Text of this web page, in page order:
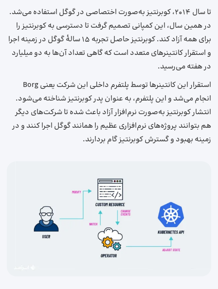
تا سال ۲۰۱۴، کوبرنتیز به‌صورت اختصاصی در گوگل استفاده می‌شد.
در همین سال، این کمپانی تصمیم گرفت تا دسترسی به کوبرنتیز را
برای همه آزاد کند. کوبرنتیز حاصل تجربه ۱۵ سالهٔ گوگل در زمینه اجرا
و استقرار کانتینرهای متعدد است که گاهی تعداد آن‌ها به دو میلیارد
در هفته می‌رسید.
استقرار این کانتینرها توسط پلتفرم داخلی این شرکت یعنی Borg
انجام می‌شد و این پلتفرم، به ‌عنوان پدر کوبرنتیز شناخته می‌شود.
انتشار کوبرنتیز به‌صورت نرم‌افزار آزاد باعث شده تا شرکت‌های دیگر
هم بتوانند پروژه‌های نرم‌افزاری عظیم را همانند گوگل اجرا کنند و در
زمینه بهبود و گسترش کوبرنتیز گام بردارند.